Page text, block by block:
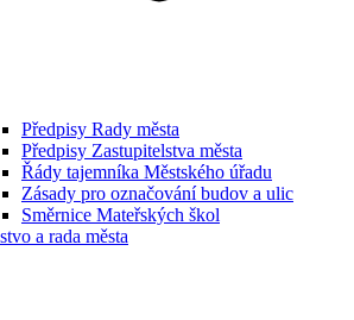
Předpisy Rady města
Předpisy Zastupitelstva města
Řády tajemníka Městského úřadu
Zásady pro označování budov a ulic
Směrnice Mateřských škol
a rada města